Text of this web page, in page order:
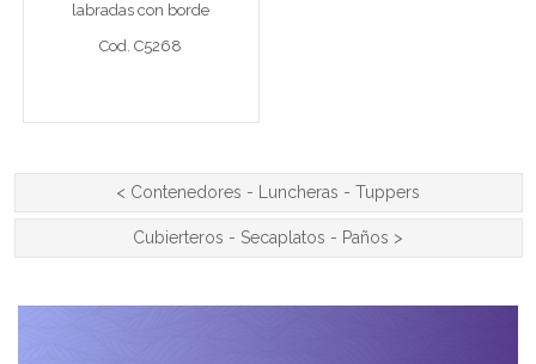
Cod. C5268
labradas con borde
Cod. C5268
< Contenedores - Luncheras - Tuppers
Cubierteros - Secaplatos - Paños >